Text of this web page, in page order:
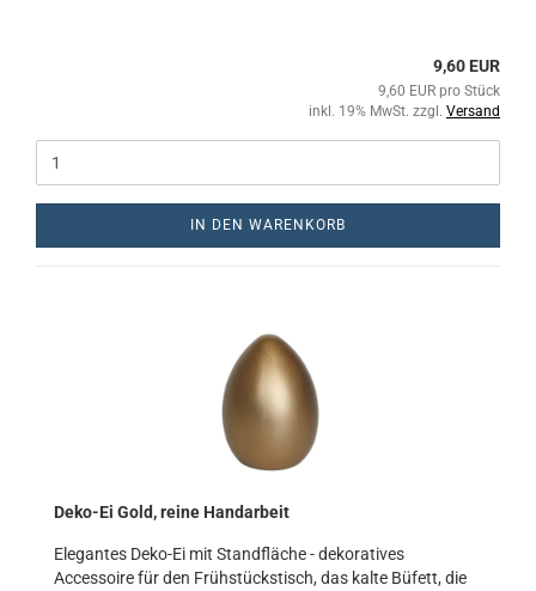
9,60 EUR
9,60 EUR pro Stück
inkl. 19% MwSt. zzgl. Versand
IN DEN WARENKORB
Deko-Ei Gold, reine Handarbeit
Elegantes Deko-Ei mit Standfläche - dekoratives
Accessoire für den Frühstückstisch, das kalte Büfett, die